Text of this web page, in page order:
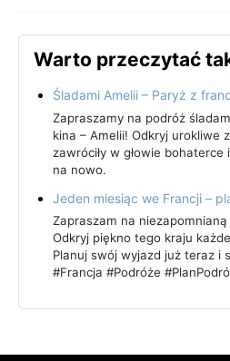
Warto przeczytać
Śladami Amelii – Paryż z
Zapraszamy na podróż
kina – Amelii! Odkryj urokliwe
zawróciły w głowie
na nowo.
Jeden miesiąc we Francji –
Zapraszam na
Odkryj piękno tego kraju
Planuj swój wyjazd już teraz i
#Francja #Podróże